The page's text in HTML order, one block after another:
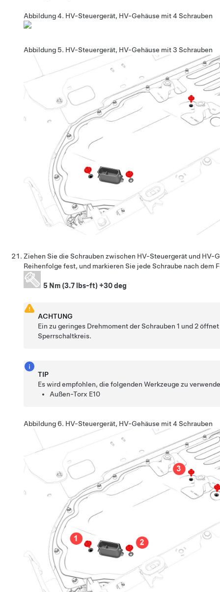
Abbildung 4. HV-Steuergerät, HV-Gehäuse mit 4 Schrauben
Abbildung 5. HV-Steuergerät, HV-Gehäuse mit 3 Schrauben
Ziehen Sie die Schrauben zwischen HV-Steuergerät und HV-
Reihenfolge fest, und markieren Sie jede Schraube nach dem
5 Nm (3.7 lbs-ft) +30 deg
ACHTUNG
Ein zu geringes Drehmoment der Schrauben 1 und 2
Sperrschaltkreis.
TIP
Es wird empfohlen, die folgenden Werkzeuge zu
Außen-Torx E10
Abbildung 6. HV-Steuergerät, HV-Gehäuse mit 4 Schrauben